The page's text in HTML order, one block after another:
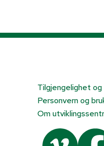
Tilgjengelighet
Personvern og
Om